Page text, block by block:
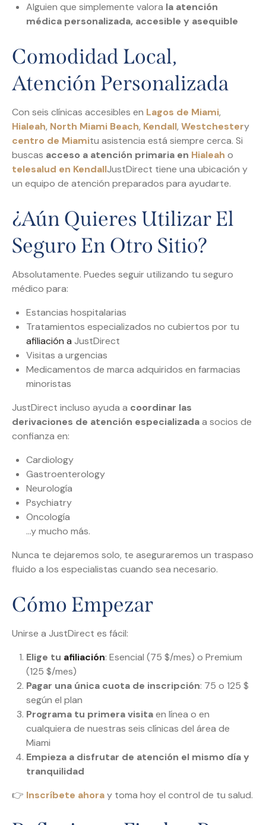
Alguien que simplemente valora la atención
médica personalizada, accesible y asequible
Comodidad Local,
Atención Personalizada
Con seis clínicas accesibles en Lagos de Miami,
Hialeah, North Miami Beach, Kendall, Westchestery
centro de Miamitu asistencia está siempre cerca. Si
buscas acceso a atención primaria en Hialeah o
telesalud en KendallJustDirect tiene una ubicación y
un equipo de atención preparados para ayudarte.
¿Aún Quieres Utilizar El
Seguro En Otro Sitio?
Absolutamente. Puedes seguir utilizando tu seguro
médico para:
Estancias hospitalarias
Tratamientos especializados no cubiertos por tu
afiliación a JustDirect
Visitas a urgencias
Medicamentos de marca adquiridos en farmacias
minoristas
JustDirect incluso ayuda a coordinar las
derivaciones de atención especializadaa socios de
confianza en:
Cardiology
Gastroenterology
Neurología
Psychiatry
Oncología
…y mucho más.
Nunca te dejaremos solo, te aseguraremos un traspaso
fluido a los especialistas cuando sea necesario.
Cómo Empezar
Unirse a JustDirect es fácil:
Elige tu afiliación: Esencial (75 $/mes) o Premium
(125 $/mes)
Pagar una única cuota de inscripción: 75 o 125 $
según el plan
Programa tu primera visitaen línea o en
cualquiera de nuestras seis clínicas del área de
Miami
Empieza a disfrutar de atención el mismo día y
tranquilidad
👉 Inscríbete ahoray toma hoy el control de tu salud.